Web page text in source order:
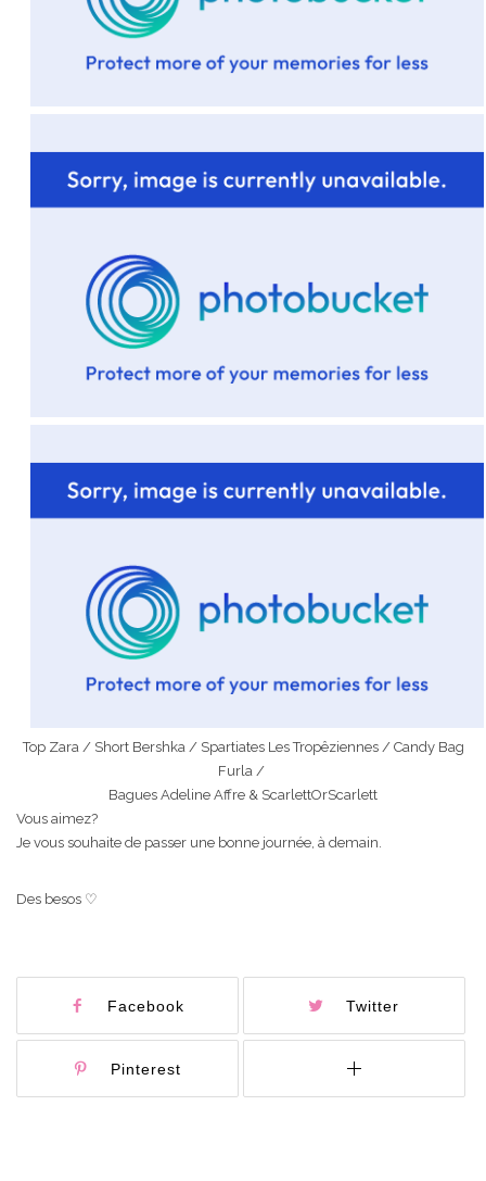
Top Zara / Short Bershka / Spartiates Les Tropêziennes / Candy Bag
Furla /
Bagues Adeline Affre & ScarlettOrScarlett
Vous aimez?
Je vous souhaite de passer une bonne journée, à demain.
Des besos ♡
Facebook Twitter
Pinterest